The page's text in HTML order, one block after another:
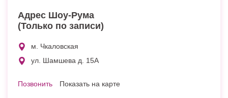
Адрес Шоу-Рума
(Только по записи)
м. Чкаловская
ул. Шамшева д. 15А
Позвонить Показать на карте